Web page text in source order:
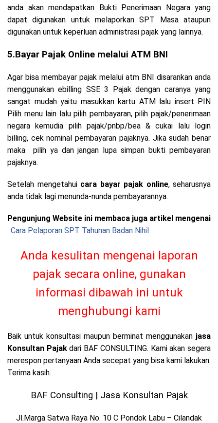
anda akan mendapatkan Bukti Penerimaan Negara yang
dapat digunakan untuk melaporkan SPT Masa ataupun
digunakan untuk keperluan administrasi pajak yang lainnya.
5.Bayar Pajak Online melalui ATM BNI
Agar bisa membayar pajak melalui atm BNI disarankan anda
menggunakan ebilling SSE 3 Pajak dengan caranya yang
sangat mudah yaitu masukkan kartu ATM lalu insert PIN
Pilih menu lain lalu pilih pembayaran, pilih pajak/penerimaan
negara kemudia pilih pajak/pnbp/bea & cukai lalu login
billing, cek nominal pembayaran pajaknya. Jika sudah benar
maka pilih ya dan jangan lupa simpan bukti pembayaran
pajaknya.
Setelah mengetahui cara bayar pajak online, seharusnya
anda tidak lagi menunda-nunda pembayarannya.
Pengunjung Website ini membaca juga artikel mengenai
: Cara Pelaporan SPT Tahunan Badan Nihil
Anda kesulitan mengenai laporan
pajak secara online, gunakan
informasi dibawah ini untuk
menghubungi kami
Baik untuk konsultasi maupun berminat menggunakan jasa
Konsultan Pajakdari BAF CONSULTING. Kami akan segera
merespon pertanyaan Anda secepat yang bisa kami lakukan.
Terima kasih.
BAF Consulting | Jasa Konsultan Pajak
Jl.Marga Satwa Raya No. 10 C Pondok Labu – Cilandak